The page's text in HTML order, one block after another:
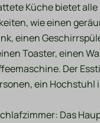
Garten
Küche bietet alle
wie einen
einen
Toaster, einen
Der
ein Hochstuhl
Das